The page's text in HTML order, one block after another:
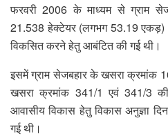
फरवरी 2006 के माध्यम से ग्राम
21.538 हेक्टेयर (लगभग 53.19 एकड़)
विकसित करने हेतु आबंटित की गई थी।
इसमें ग्राम सेजबहार के खसरा क्रमांक
खसरा क्रमांक 341/1 एवं 341/3
आवासीय विकास हेतु विकास अनुज्ञा
गई थी।